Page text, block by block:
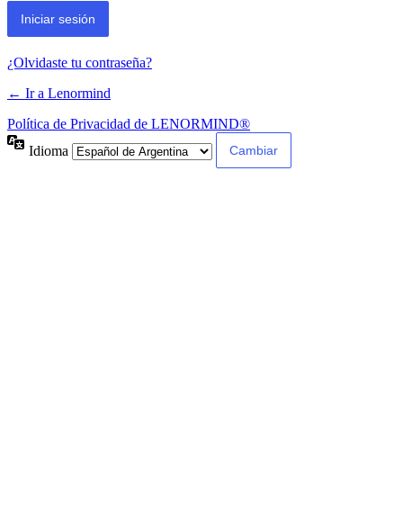
¿Olvidaste tu contraseña?
← Ir a Lenormind
Política de Privacidad de LENORMIND®
Idioma